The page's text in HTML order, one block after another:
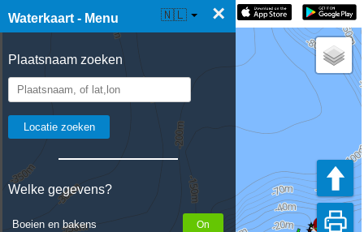
Waterkaart - Menu ×
Plaatsnaam zoeken
Welke gegevens?
Boeien en bakens
☰ Waterkaart Live 🇳🇱